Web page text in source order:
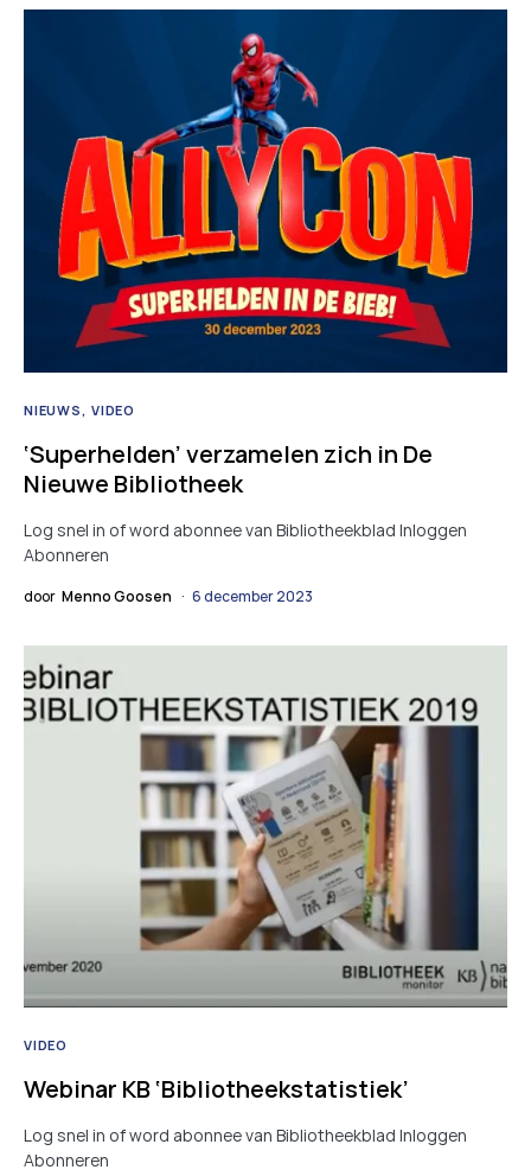
NIEUWS VIDEO
‘Superhelden’ verzamelen zich in De
Nieuwe Bibliotheek
Log snel in of word abonnee van Bibliotheekblad Inloggen
Abonneren
door Menno Goosen 6 december 2023
VIDEO
Webinar KB ‘Bibliotheekstatistiek’
Log snel in of word abonnee van Bibliotheekblad Inloggen
Abonneren